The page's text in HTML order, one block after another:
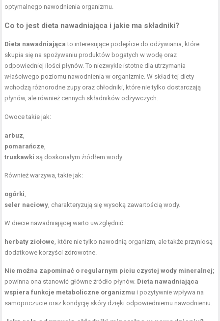
optymalnego nawodnienia organizmu.
Co to jest dieta nawadniająca i jakie ma składniki?
Dieta nawadniająca to interesujące podejście do odżywiania, które
skupia się na spożywaniu produktów bogatych w wodę oraz
odpowiedniej ilości płynów. To niezwykle istotne dla utrzymania
właściwego poziomu nawodnienia w organizmie. W skład tej diety
wchodzą różnorodne zupy oraz chłodniki, które nie tylko dostarczają
płynów, ale również cennych składników odżywczych.
Owoce takie jak:
arbuz
pomarańcze
truskawki są doskonałym źródłem wody.
Również warzywa, takie jak:
ogórki
seler naciowy , charakteryzują się wysoką zawartością wody.
W diecie nawadniającej warto uwzględnić:
herbaty ziołowe , które nie tylko nawodnią organizm, ale także przyniosą
dodatkowe korzyści zdrowotne.
Nie można zapominać o regularnym piciu czystej wody mineralnej;
powinna ona stanowić główne źródło płynów. Dieta nawadniająca
wspiera funkcje metaboliczne organizmu i pozytywnie wpływa na
samopoczucie oraz kondycję skóry dzięki odpowiedniemu nawodnieniu.